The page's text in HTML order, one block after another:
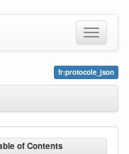
fr:protocole_json
of Contents